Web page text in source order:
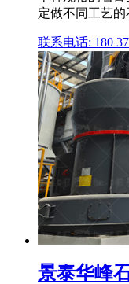
定做不同工艺的
联系电话: 180
景泰华峰